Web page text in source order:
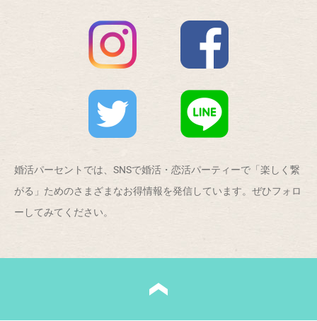
婚活パーセントでは、SNSで婚活・恋活パーティーで「楽しく繋
がる」ためのさまざまなお得情報を発信しています。ぜひフォロ
ーしてみてください。